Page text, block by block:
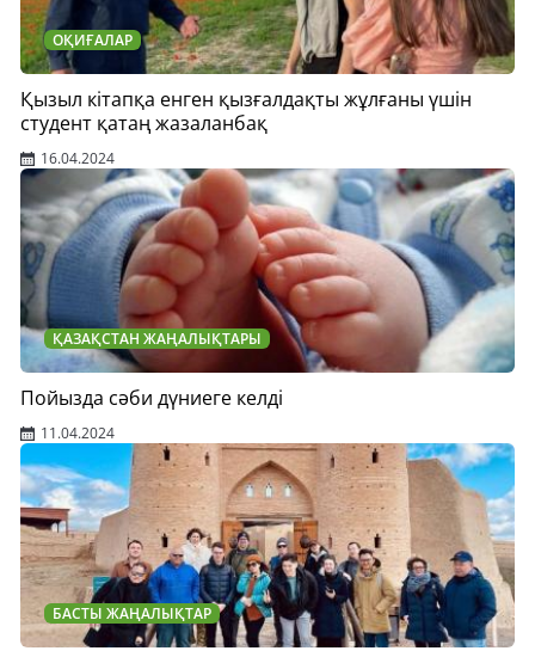
ОҚИҒАЛАР
Қызыл кітапқа енген қызғалдақты жұлғаны үшін
студент қатаң жазаланбақ
16.04.2024
ҚАЗАҚСТАН ЖАҢАЛЫҚТАРЫ
Пойызда сәби дүниеге келді
11.04.2024
БАСТЫ ЖАҢАЛЫҚТАР